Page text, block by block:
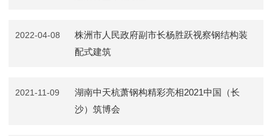
2022-04-08
株洲市人民政府副市长杨胜跃视察钢结构装
配式建筑
2021-11-09
湖南中天杭萧钢构精彩亮相2021中国（长
沙）筑博会